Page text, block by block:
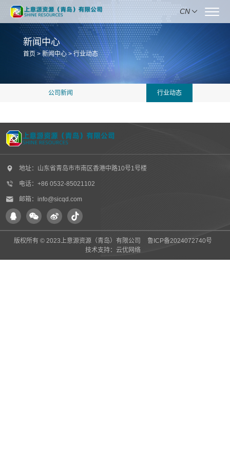
CN
新闻中心
首页>新闻中心>行业动态
公司新闻 行业动态
地址：山东省青岛市市南区香港中路10号1号楼
电话：+86 0532-85021102
邮箱：info@sicqd.com
版权所有 © 2023上意源资源（青岛）有限公司
鲁ICP备2024072740号
技术支持： 云优网络